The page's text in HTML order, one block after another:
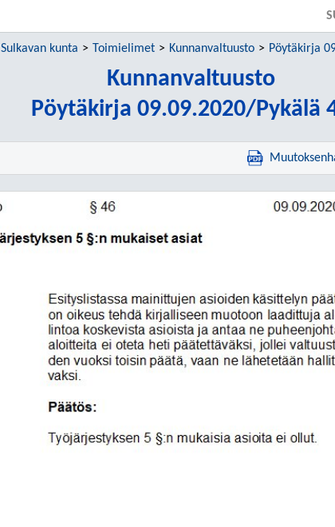
Sulkavan kunta Toimielimet Kunnanvaltuusto Pöytäkirja
Kunnanvaltuusto
Pöytäkirja 09.09.2020/Pykälä